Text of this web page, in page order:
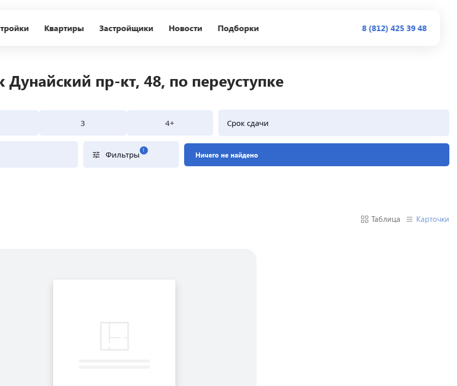
Квартиры Застройщики Новости Подборки 8 (812) 425 39 48
пр-кт, 48, по переуступке
3 4+ Срок сдачи
Фильтры 1 Ничего не найдено
Таблица Карточки